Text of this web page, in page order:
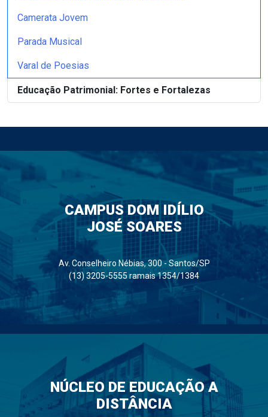
Camerata Jovem
Parada Musical
Varal de Poesias
Educação Patrimonial: Fortes e Fortalezas
CAMPUS DOM IDÍLIO
JOSÉ SOARES
Av. Conselheiro Nébias, 300 - Santos/SP
(13) 3205-5555 ramais 1354/1384
NÚCLEO DE EDUCAÇÃO A
DISTÂNCIA